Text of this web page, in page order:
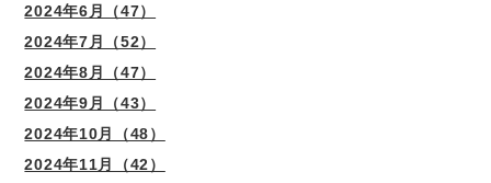
2024年6月（47）
2024年7月（52）
2024年8月（47）
2024年9月（43）
2024年10月（48）
2024年11月（42）